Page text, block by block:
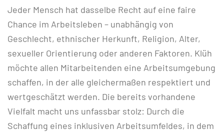
Jeder Mensch hat dasselbe Recht auf eine faire
Chance im Arbeitsleben – unabhängig von
Geschlecht, ethnischer Herkunft, Religion, Alter,
sexueller Orientierung oder anderen Faktoren. Klüh
möchte allen Mitarbeitenden eine Arbeitsumgebung
schaffen, in der alle gleichermaßen respektiert und
wertgeschätzt werden. Die bereits vorhandene
Vielfalt macht uns unfassbar stolz: Durch die
Schaffung eines inklusiven Arbeitsumfeldes, in dem